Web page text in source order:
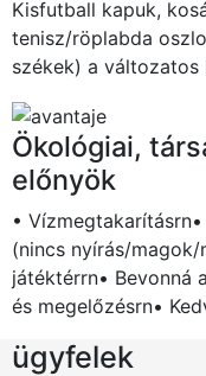
Kisfutball kapuk,
tenisz/röplabda
székek) a változatos
Ökológiai,
előnyök
•
(nincs nyírás/
játéktérrn• Bevonná
és megelőzésrn•
ügyfelek